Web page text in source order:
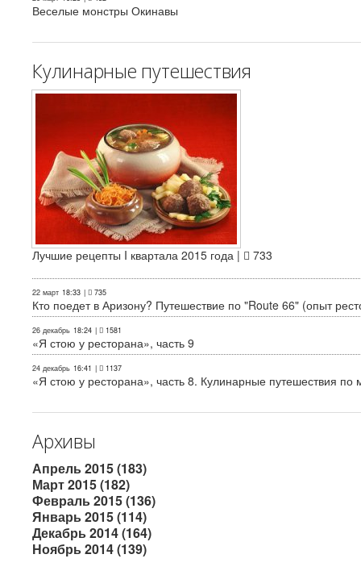
Веселые монстры Окинавы
Кулинарные путешествия
Лучшие рецепты I квартала 2015 года | 733
22 март 18:33 | 735
Кто поедет в Аризону? Путешествие по "Route 66" (опыт
26 декабрь 18:24 | 1581
«Я стою у ресторана», часть 9
24 декабрь 16:41 | 1137
«Я стою у ресторана», часть 8. Кулинарные путешествия по
Архивы
Апрель 2015 (183)
Март 2015 (182)
Февраль 2015 (136)
Январь 2015 (114)
Декабрь 2014 (164)
Ноябрь 2014 (139)